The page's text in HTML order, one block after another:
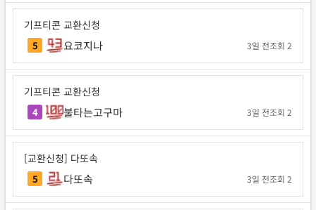
기프티콘 교환신청
5 요코지나 3일 전조회 2
기프티콘 교환신청
4 불타는고구마 3일 전조회 2
[교환신청] 다또속
5 다또속 3일 전조회 2